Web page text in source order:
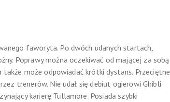
faworyta. Po dwóch udanych startach,
Poprawy można oczekiwać od mającej za sobą
może odpowiadać krótki dystans. Przeciętne
trenerów. Nie udał się debiut ogierowi Ghibli
karierę Tullamore. Posiada szybki